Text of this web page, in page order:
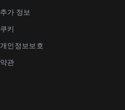
추가 정보
쿠키
개인정보보호
약관